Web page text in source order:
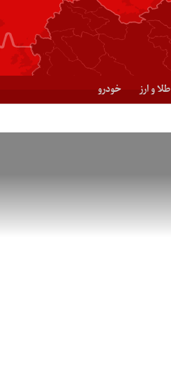
طلا و ارز خودرو